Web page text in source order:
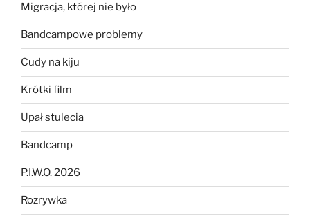
Migracja, której nie było
Bandcampowe problemy
Cudy na kiju
Krótki film
Upał stulecia
Bandcamp
P.I.W.O. 2026
Rozrywka